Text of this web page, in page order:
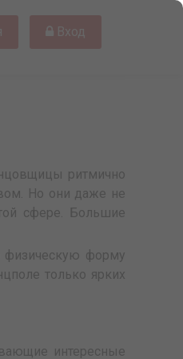
Вход
ритмично
Но они даже не
сфере. Большие
физическую форму
только ярких
интересные